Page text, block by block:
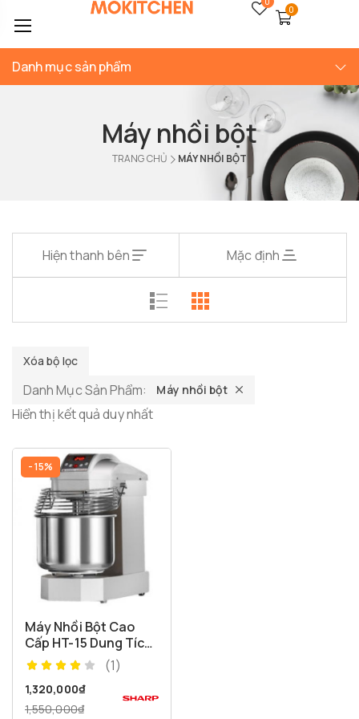
0
Danh mục sản phẩm
Máy nhồi bột
TRANG CHỦ MÁY NHỒI BỘT
Hiện thanh bên Mặc định
Xóa bộ lọc
Danh Mục Sản Phẩm: Máy nhồi bột
Hiển thị kết quả duy nhất
- 15%
Máy Nhồi Bột Cao
Cấp HT-15 Dung Tích
15 Lít
(1)
1,550,000₫
1,320,000₫